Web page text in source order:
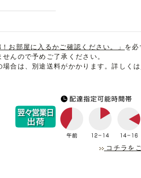
！お部屋に入るかご確認ください。」 を必
んので予めご了承ください。
合は、別途送料がかかります。詳しくは
コチラを